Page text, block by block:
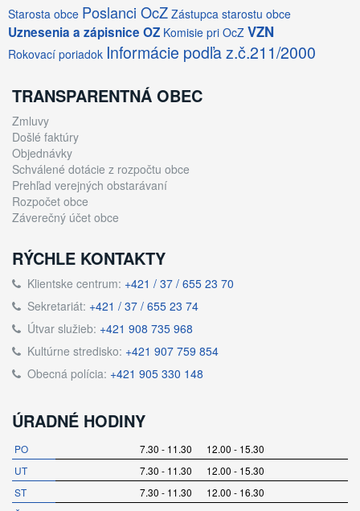
Starosta obce Poslanci OcZ Zástupca starostu obce
Uznesenia a zápisnice OZ Komisie pri OcZ VZN
Rokovací poriadok Informácie podľa z.č.211/2000
TRANSPARENTNÁ OBEC
Zmluvy
Došlé faktúry
Objednávky
Schválené dotácie z rozpočtu obce
Prehľad verejných obstarávaní
Rozpočet obce
Záverečný účet obce
RÝCHLE KONTAKTY
Klientske centrum: +421 / 37 / 655 23 70
Sekretariát: +421 / 37 / 655 23 74
Útvar služieb: +421 908 735 968
Kultúrne stredisko: +421 907 759 854
Obecná polícia: +421 905 330 148
ÚRADNÉ HODINY
PO
7.30 - 11.30 12.00 - 15.30
UT
7.30 - 11.30 12.00 - 15.30
ST
7.30 - 11.30 12.00 - 16.30